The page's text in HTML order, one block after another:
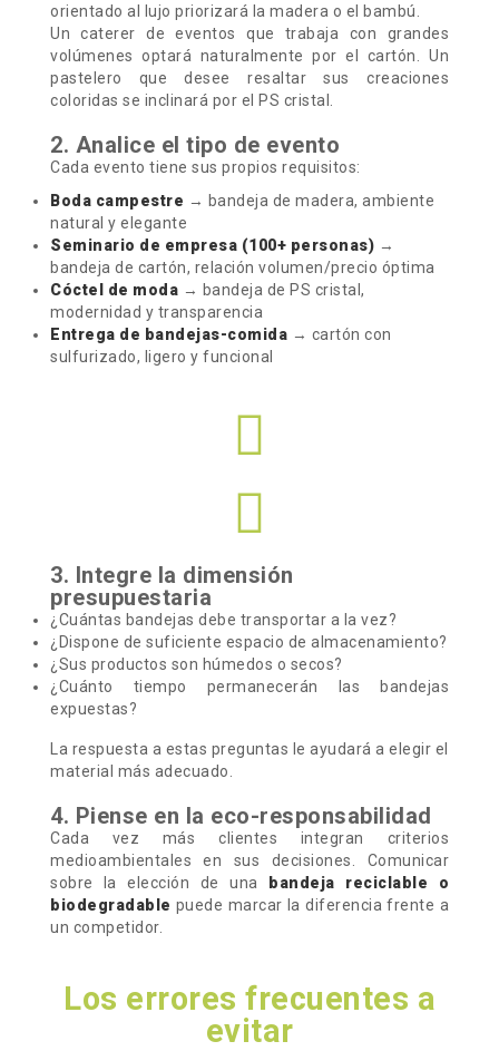
orientado al lujo priorizará la madera o el bambú.
Un caterer de eventos que trabaja con grandes
volúmenes optará naturalmente por el cartón. Un
pastelero que desee resaltar sus creaciones
coloridas se inclinará por el PS cristal.
2. Analice el tipo de evento
Cada evento tiene sus propios requisitos:
Boda campestre → bandeja de madera, ambiente
natural y elegante
Seminario de empresa (100+ personas) →
bandeja de cartón, relación volumen/precio óptima
Cóctel de moda → bandeja de PS cristal,
modernidad y transparencia
Entrega de bandejas-comida → cartón con
sulfurizado, ligero y funcional
3. Integre la dimensión
presupuestaria
¿Cuántas bandejas debe transportar a la vez?
¿Dispone de suficiente espacio de almacenamiento?
¿Sus productos son húmedos o secos?
¿Cuánto tiempo permanecerán las bandejas
expuestas?
La respuesta a estas preguntas le ayudará a elegir el
material más adecuado.
4. Piense en la eco-responsabilidad
Cada vez más clientes integran criterios
medioambientales en sus decisiones. Comunicar
sobre la elección de una
bandeja reciclable o
biodegradable puede marcar la diferencia frente a
un competidor.
Los errores frecuentes a
evitar